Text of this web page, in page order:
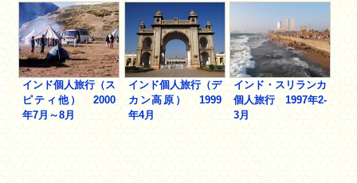
インド個人旅行（ス
ピティ他） 2000
年7月～8月
インド個人旅行（デ
カン高原） 1999
年4月
インド・スリランカ
個人旅行 1997年2-
3月